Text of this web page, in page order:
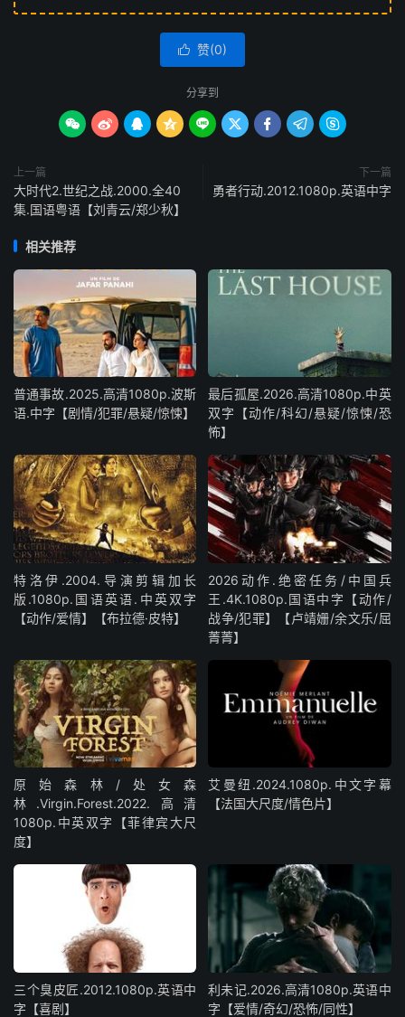
 赞(0)
分享到
        
上一篇
大时代2.世纪之战.2000.全40
集.国语粤语【刘青云/郑少秋】
下一篇
勇者行动.2012.1080p.英语中字
相关推荐
普通事故.2025.高清1080p.波斯
语.中字【剧情/犯罪/悬疑/惊悚】
最后孤屋.2026.高清1080p.中英
双字【动作/科幻/悬疑/惊悚/恐
怖】
特洛伊.2004.导演剪辑加长
版.1080p.国语英语.中英双字
【动作/爱情】【布拉德·皮特】
2026动作.绝密任务/中国兵
王.4K.1080p.国语中字【动作/
战争/犯罪】【卢靖姗/余文乐/屈
菁菁】
原始森林/处女森
林.Virgin.Forest.2022.高清
1080p.中英双字【菲律宾大尺
度】
艾曼纽.2024.1080p.中文字幕
【法国大尺度/情色片】
三个臭皮匠.2012.1080p.英语中
字【喜剧】
利未记.2026.高清1080p.英语中
字【爱情/奇幻/恐怖/同性】